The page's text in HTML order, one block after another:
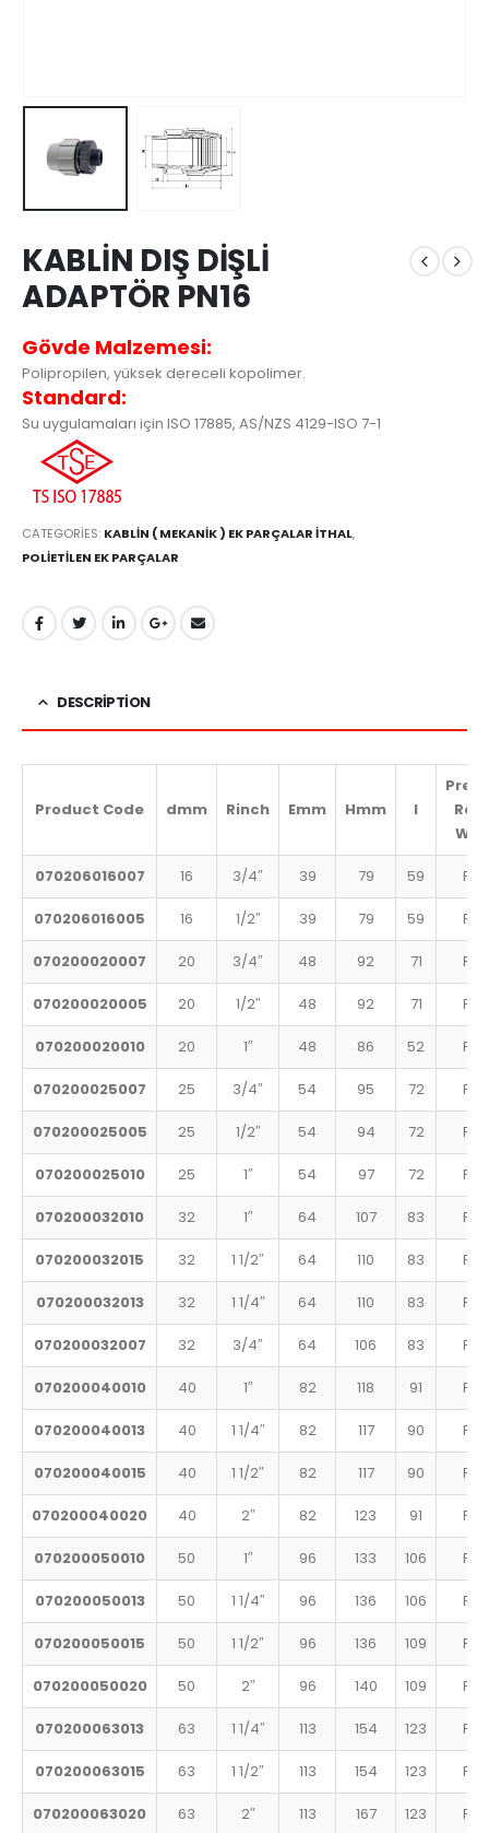
KABLİN DIŞ DİŞLİ
ADAPTÖR PN16
Gövde Malzemesi:
Polipropilen, yüksek dereceli kopolimer.
Standard:
Su uygulamaları için ISO 17885, AS/NZS 4129-ISO 7-1
CATEGORIES: KABLİN ( MEKANİK ) EK PARÇALAR İTHAL,
POLİETİLEN EK PARÇALAR
DESCRIPTION
Product Code dmm Rinch Emm Hmm l
070206016007 16 3/4″ 39 79 59 PN
070206016005 16 1/2″ 39 79 59 PN
070200020007 20 3/4″ 48 92 71 PN
070200020005 20 1/2″ 48 92 71 PN
070200020010 20 1″ 48 86 52 PN
070200025007 25 3/4″ 54 95 72 PN
070200025005 25 1/2″ 54 94 72 PN
070200025010 25 1″ 54 97 72 PN
070200032010 32 1″ 64 107 83 PN
070200032015 32 1 1/2″ 64 110 83 PN
070200032013 32 1 1/4″ 64 110 83 PN
070200032007 32 3/4″ 64 106 83 PN
070200040010 40 1″ 82 118 91 PN
070200040013 40 1 1/4″ 82 117 90 PN
070200040015 40 1 1/2″ 82 117 90 PN
070200040020 40 2″ 82 123 91 PN
070200050010 50 1″ 96 133 106 PN
070200050013 50 1 1/4″ 96 136 106 PN
070200050015 50 1 1/2″ 96 136 109 PN
070200050020 50 2″ 96 140 109 PN
070200063013 63 1 1/4″ 113 154 123 PN
070200063015 63 1 1/2″ 113 154 123 PN
070200063020 63 2″ 113 167 123 PN